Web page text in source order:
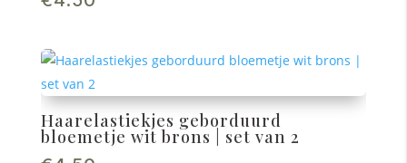
Haarelastiekjes geborduurd
bloemetje wit brons | set van 2